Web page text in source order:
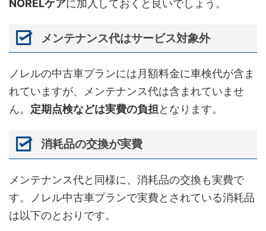
NORELケアに加入しておくと良いでしょう。
メンテナンス代はサービス対象外
ノレルの中古車プランには月額料金に車検代が含ま
れていますが、メンテナンス代は含まれていませ
ん。 定期点検などは実費の負担となります。
消耗品の交換が実費
メンテナンス代と同様に、消耗品の交換も実費で
す。ノレル中古車プランで実費とされている消耗品
は以下のとおりです。